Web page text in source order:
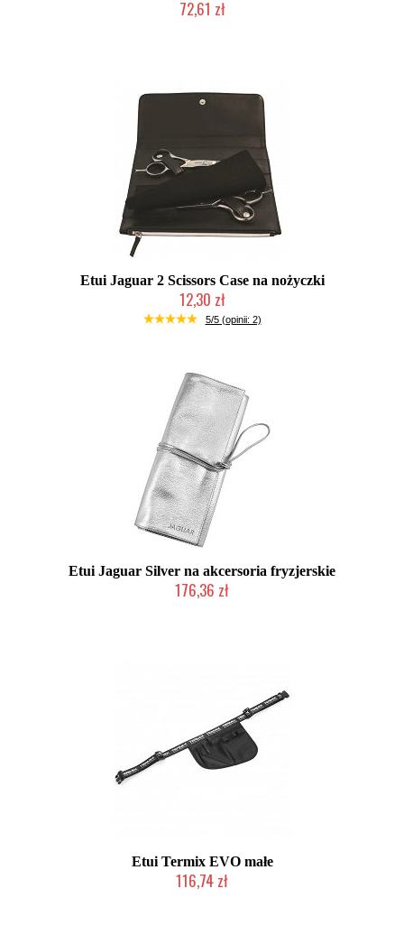
72,61 zł
Etui Jaguar 2 Scissors Case na nożyczki
12,30 zł
Produkt wycofany
5/5 (opinii: 2)
Etui Jaguar Silver na akcersoria fryzjerskie
176,36 zł
Etui Termix EVO małe
116,74 zł